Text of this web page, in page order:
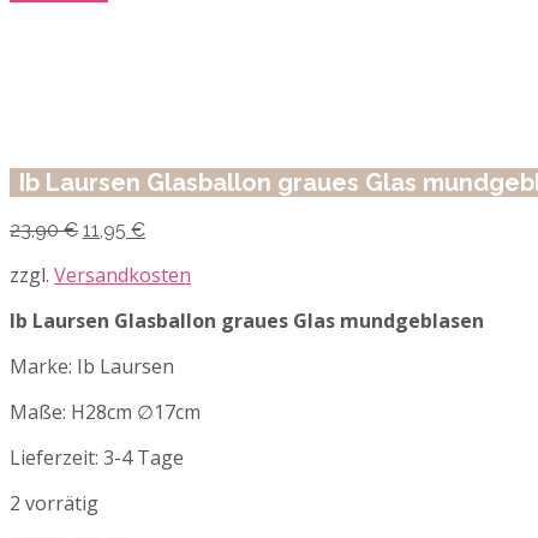
Ib Laursen Glasballon graues Glas
23,90€ Ursprünglicher
war:
11,95 €Aktueller
ist:
zzgl. Versandkosten
Ib Laursen Glasballon graues Glas mundgeblasen
Marke: Ib Laursen
Maße: H28cm ∅17cm
Lieferzeit: 3-4 Tage
2 vorrätig